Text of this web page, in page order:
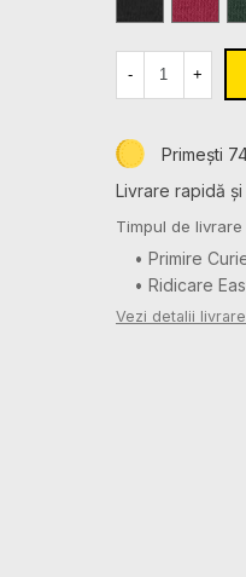
Red
- +
Primești
Livrare rapidă
Timpul de
• Primire
• Ridicare
Vezi detalii